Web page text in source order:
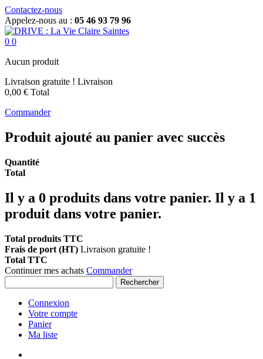
Contactez-nous
Appelez-nous au : 05 46 93 79 96
0 0
Aucun produit
Livraison gratuite ! Livraison
0,00 € Total
Commander
Produit ajouté au panier avec succès
Quantité
Total
Il y a 0 produits dans votre panier. Il y a 1
produit dans votre panier.
Total produits TTC
Frais de port (HT) Livraison gratuite !
Total TTC
Continuer mes achats Commander
Rechercher
Connexion
Votre compte
Panier
Ma liste